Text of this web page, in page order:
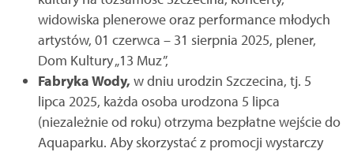
widowiska plenerowe oraz performance młodych
artystów, 01 czerwca – 31 sierpnia 2025, plener,
Dom Kultury „13 Muz”,
Fabryka Wody, w dniu urodzin Szczecina, tj. 5
lipca 2025, każda osoba urodzona 5 lipca
(niezależnie od roku) otrzyma bezpłatne wejście do
Aquaparku. Aby skorzystać z promocji wystarczy